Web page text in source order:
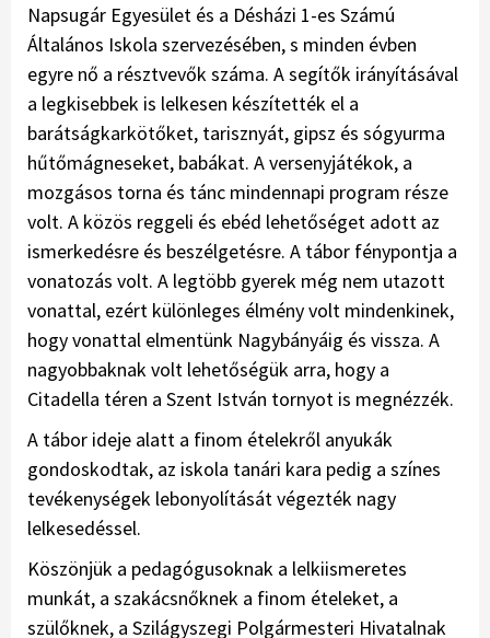
Napsugár Egyesület és a Désházi 1-es Számú
Általános Iskola szervezésében, s minden évben
egyre nő a résztvevők száma. A segítők irányításával
a legkisebbek is lelkesen készítették el a
barátságkarkötőket, tarisznyát, gipsz és sógyurma
hűtőmágneseket, babákat. A versenyjátékok, a
mozgásos torna és tánc mindennapi program része
volt. A közös reggeli és ebéd lehetőséget adott az
ismerkedésre és beszélgetésre. A tábor fénypontja a
vonatozás volt. A legtöbb gyerek még nem utazott
vonattal, ezért különleges élmény volt mindenkinek,
hogy vonattal elmentünk Nagybányáig és vissza. A
nagyobbaknak volt lehetőségük arra, hogy a
Citadella téren a Szent István tornyot is megnézzék.
A tábor ideje alatt a finom ételekről anyukák
gondoskodtak, az iskola tanári kara pedig a színes
tevékenységek lebonyolítását végezték nagy
lelkesedéssel.
Köszönjük a pedagógusoknak a lelkiismeretes
munkát, a szakácsnőknek a finom ételeket, a
szülőknek, a Szilágyszegi Polgármesteri Hivatalnak